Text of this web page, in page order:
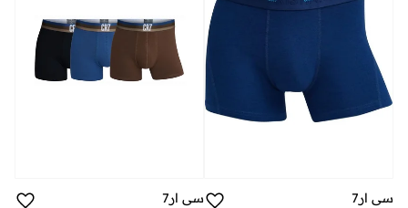
سي ار7
سي ار7